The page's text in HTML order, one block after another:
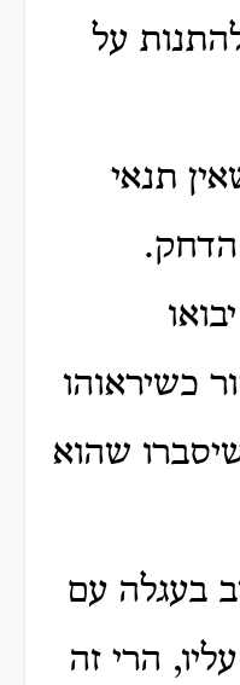
על
תנאי
כשיראוהו
שהוא
בעגלה עם
הרי זה